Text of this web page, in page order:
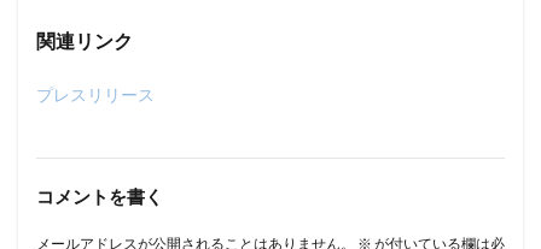
関連リンク
プレスリリース
コメントを書く
メールアドレスが公開されることはありません。 ※ が付いている欄は必